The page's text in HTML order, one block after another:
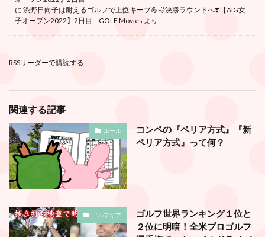
に 渋野日向子は耐えるゴルフで上位キープ💪💨決勝ラウンドへ❣️【AIG女
子オープン2022】2日目 – GOLF Movies より
RSSリーダーで購読する
関連する記事
ルール
コンペの『ペリア方式』『新
ペリア方式』って何？
ゴルフギア
ゴルフ世界ランキング１位と
２位に明暗！全米プロゴルフ